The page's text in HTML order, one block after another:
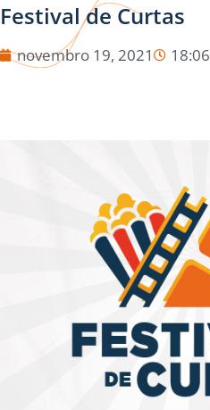
Festival de Curtas
novembro 19, 2021 18:06